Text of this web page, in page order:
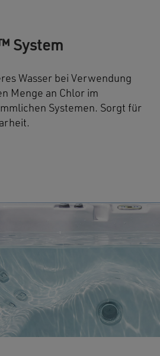
System
Wasser bei Verwendung
Menge an Chlor im
Systemen. Sorgt für